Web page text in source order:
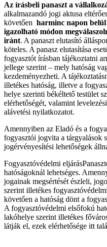
Az írásbeli panaszt a
alkalmazandó jogi aktusa
követően harminc napon
igazolható módon
iránt. A panaszt elutasító
köteles. A panasz elutasítása
fogyasztót írásban tájékoztatni
jellege szerint – mely hatóság
kezdeményezheti. A
illetékes hatóság, illetve a
helye szerinti békéltető testület
elérhetőségét, valamint
alávetési nyilatkozatot.
Amennyiben az Eladó és a
fogyasztói jogvita a tárgyalások
jogérvényesítési lehetőségek
Fogyasztóvédelmi
hatóságoknál lehetséges.
jogainak megsértését észleli,
szerint illetékes
követően a hatóság dönt a
A fogyasztóvédelmi elsőfokú
lakóhelye szerint illetékes
látják el, ezek elérhetősége itt